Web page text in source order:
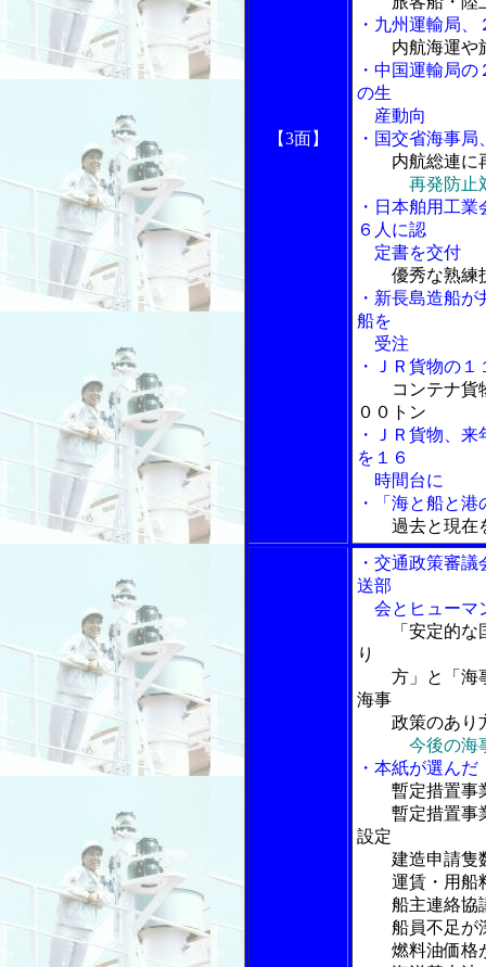
【3面】
・九州運輸局
内航海運や
・中国運輸局
の生
産動向
・国交省海事
内航総連に
再発防止
・日本舶用工
６人に認
定書を交付
優秀な熟練
・新長島造船
船を
受注
・ＪＲ貨物の
コンテナ貨
００トン
・ＪＲ貨物、
を１６
時間台に
・「海と船と
過去と現在
・交通政策審
送部
会とヒューマ
「安定的
り
方」と「海事
海事
政策のあり
今後の海
・本紙が選ん
暫定措置事
暫定措置事業
設定
建造申請隻数
運賃・用船料
船主連絡協議
船員不足が
燃料油価格